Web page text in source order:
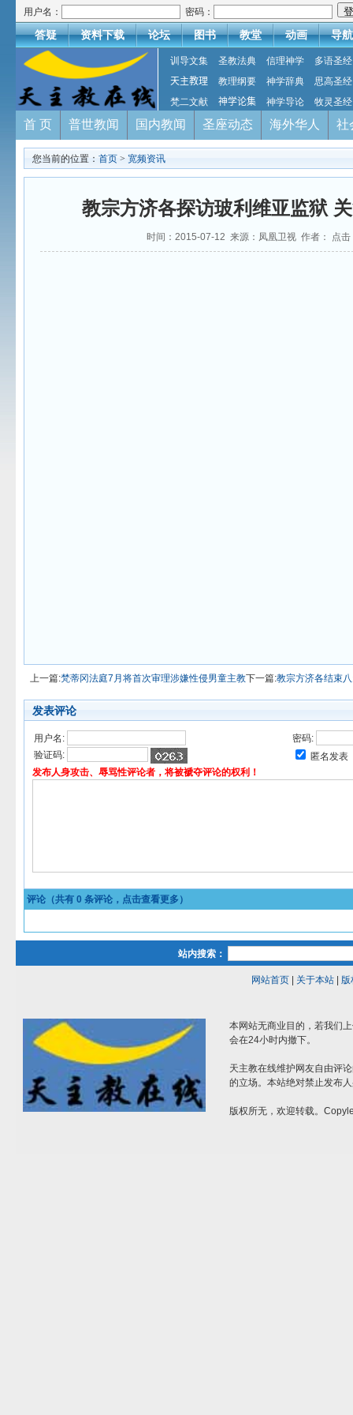
用户名： 密码：
答疑 资料下载 论坛 图书 教堂 动画 导航
训导文集 圣教法典 信理神学
多语圣经
天主教理
教理纲要 神学辞典
思高圣经
梵二文献
神学论集 神学导论 牧灵圣经
首 页 普世教闻 国内教闻 圣座动态 海外华人 社
您当前的位置： 首页 > 宽频资讯
教宗方济各探访玻利维亚监狱
时间：2015-07-12 来源：凤凰卫视 作者： 点击
上一篇:梵蒂冈法庭7月将首次审理涉嫌性侵男童主教下一篇:教宗方济各结束
发表评论
用户名:
密码:
验证码:
匿名发表
发布人身攻击、辱骂性评论者，将被褫夺评论的权利！
评论（共有 0 条评论，点击查看更多）
站内搜索：
网站首页| 关于本站| 版
本网站无商业目的，若我们
会在24小时内撤下。
天主教在线维护网友自由评
的立场。本站绝对禁止发布
版权所无，欢迎转载。